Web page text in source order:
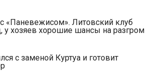
«Паневежисом». Литовский клуб
у хозяев хорошие шансы на разгром
с заменой Куртуа и готовит